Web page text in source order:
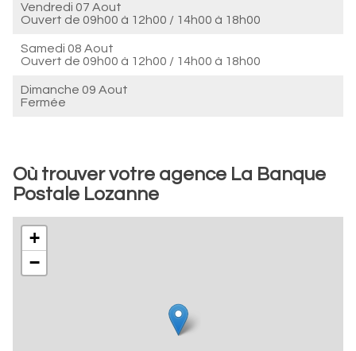
Vendredi 07 Aout
Ouvert de 09h00 à 12h00 / 14h00 à 18h00
Samedi 08 Aout
Ouvert de 09h00 à 12h00 / 14h00 à 18h00
Dimanche 09 Aout
Fermée
Où trouver votre agence La Banque
Postale Lozanne
+
−